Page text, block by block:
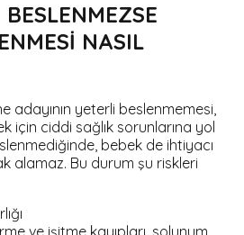
NASIL
adayının yeterli beslenmemesi,
için ciddi sağlık sorunlarına yol
bebek de ihtiyacı
alamaz. Bu durum şu riskleri